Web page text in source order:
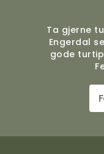
Ta gjerne
Engerdal
gode